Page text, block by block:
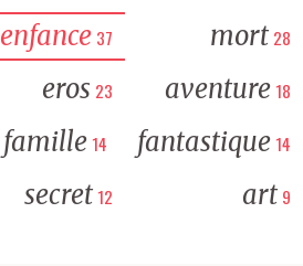
enfance 37 mort 28
eros 23 aventure 18
famille 14 fantastique 14
secret 12 art 9